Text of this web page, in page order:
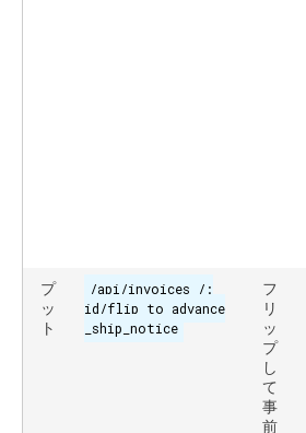
プ
ッ
ト
/api/invoices /:
id/flip_to_advance
_ship_notice
フ
リ
ッ
プ
し
て
事
前